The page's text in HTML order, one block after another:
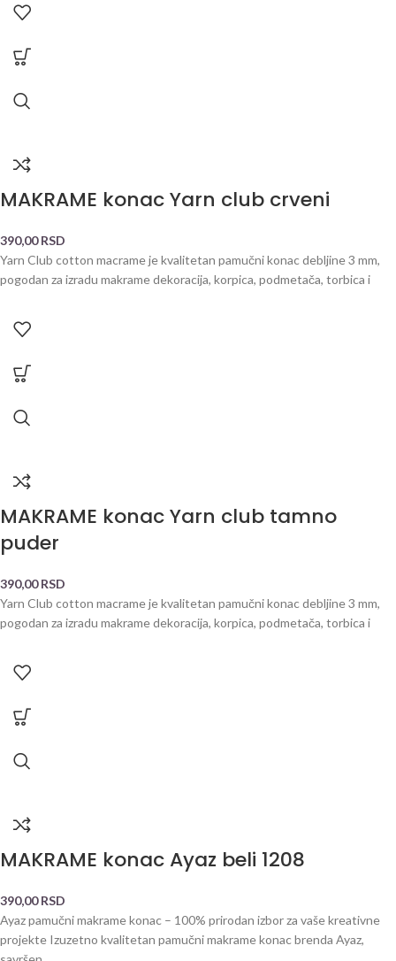
MAKRAME konac Yarn club crveni
390,00RSD
Yarn Club cotton macrame je kvalitetan pamučni konac debljine 3 mm,
pogodan za izradu makrame dekoracija, korpica, podmetača, torbica i
MAKRAME konac Yarn club tamno
puder
390,00RSD
Yarn Club cotton macrame je kvalitetan pamučni konac debljine 3 mm,
pogodan za izradu makrame dekoracija, korpica, podmetača, torbica i
MAKRAME konac Ayaz beli 1208
390,00RSD
Ayaz pamučni makrame konac – 100% prirodan izbor za vaše kreativne
projekte Izuzetno kvalitetan pamučni makrame konac brenda Ayaz,